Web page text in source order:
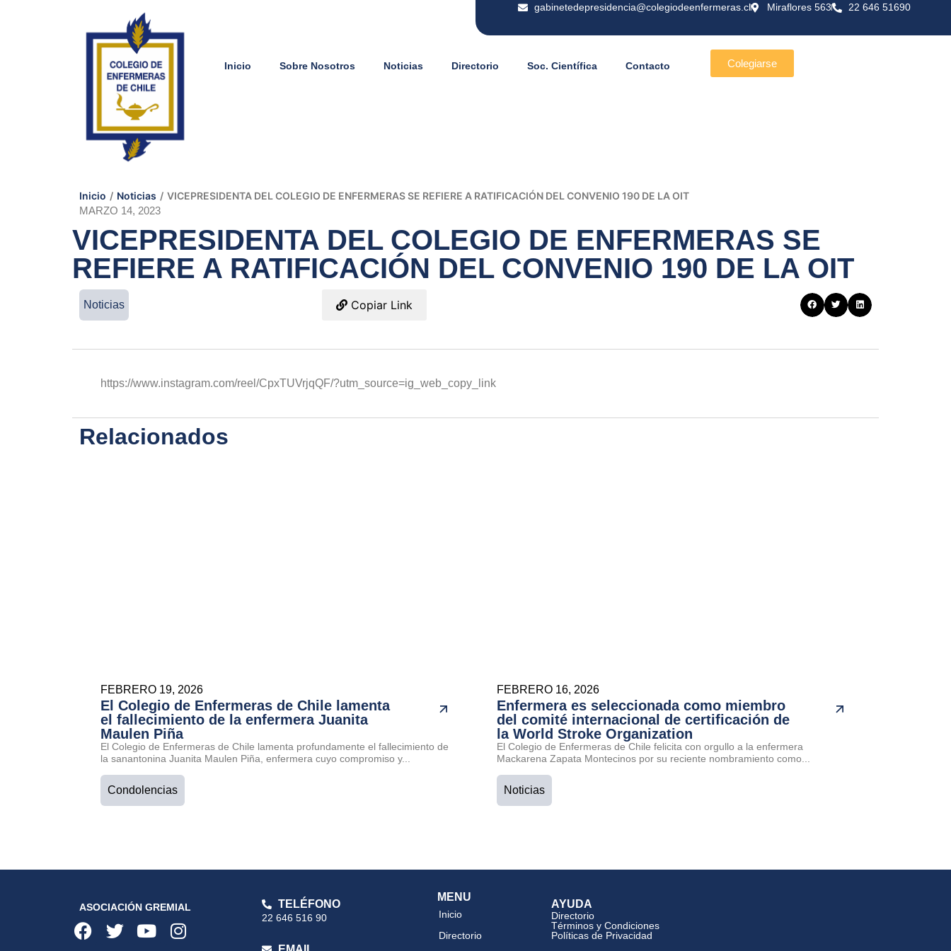
gabinetedepresidencia@colegiodeenfermeras.cl Miraflores 563 22 646 51690
Inicio Sobre Nosotros Noticias Directorio Soc. Científica Contacto Colegiarse
Inicio / Noticias / VICEPRESIDENTA DEL COLEGIO DE ENFERMERAS SE REFIERE A RATIFICACIÓN DEL CONVENIO 190 DE LA OIT
MARZO 14, 2023
VICEPRESIDENTA DEL COLEGIO DE ENFERMERAS SE
REFIERE A RATIFICACIÓN DEL CONVENIO 190 DE LA OIT
Noticias Copiar Link
https://www.instagram.com/reel/CpxTUVrjqQF/?utm_source=ig_web_copy_link
Relacionados
FEBRERO 19, 2026
El Colegio de Enfermeras de Chile lamenta
el fallecimiento de la enfermera Juanita
Maulen Piña
El Colegio de Enfermeras de Chile lamenta profundamente el fallecimiento de
la sanantonina Juanita Maulen Piña, enfermera cuyo compromiso y...
Condolencias
FEBRERO 16, 2026
Enfermera es seleccionada como miembro
del comité internacional de certificación de
la World Stroke Organization
El Colegio de Enfermeras de Chile felicita con orgullo a la enfermera
Mackarena Zapata Montecinos por su reciente nombramiento como...
Noticias
ASOCIACIÓN GREMIAL TELÉFONO
22 646 516 90
MENU
Inicio
Directorio
AYUDA
Directorio
Términos y Condiciones
Políticas de Privacidad